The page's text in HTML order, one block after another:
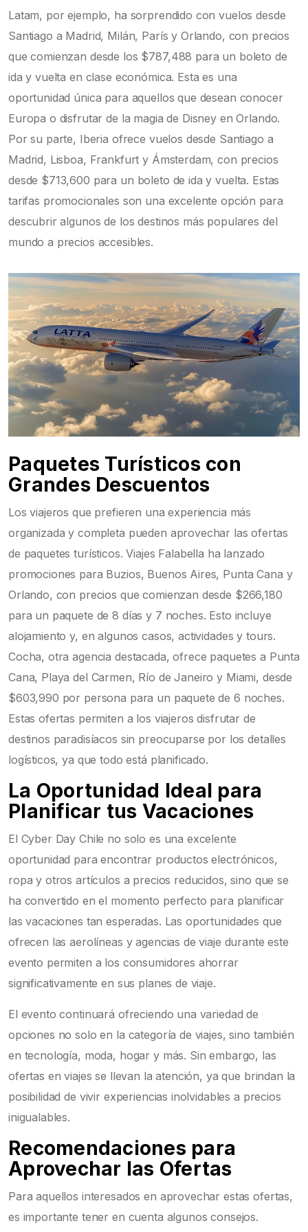
Latam, por ejemplo, ha sorprendido con vuelos desde
Santiago a Madrid, Milán, París y Orlando, con precios
que comienzan desde los $787,488 para un boleto de
ida y vuelta en clase económica. Esta es una
oportunidad única para aquellos que desean conocer
Europa o disfrutar de la magia de Disney en Orlando.
Por su parte, Iberia ofrece vuelos desde Santiago a
Madrid, Lisboa, Frankfurt y Ámsterdam, con precios
desde $713,600 para un boleto de ida y vuelta. Estas
tarifas promocionales son una excelente opción para
descubrir algunos de los destinos más populares del
mundo a precios accesibles.
Paquetes Turísticos con
Grandes Descuentos
Los viajeros que prefieren una experiencia más
organizada y completa pueden aprovechar las ofertas
de paquetes turísticos. Viajes Falabella ha lanzado
promociones para Buzios, Buenos Aires, Punta Cana y
Orlando, con precios que comienzan desde $266,180
para un paquete de 8 días y 7 noches. Esto incluye
alojamiento y, en algunos casos, actividades y tours.
Cocha, otra agencia destacada, ofrece paquetes a Punta
Cana, Playa del Carmen, Río de Janeiro y Miami, desde
$603,990 por persona para un paquete de 6 noches.
Estas ofertas permiten a los viajeros disfrutar de
destinos paradisíacos sin preocuparse por los detalles
logísticos, ya que todo está planificado.
La Oportunidad Ideal para
Planificar tus Vacaciones
El Cyber Day Chile no solo es una excelente
oportunidad para encontrar productos electrónicos,
ropa y otros artículos a precios reducidos, sino que se
ha convertido en el momento perfecto para planificar
las vacaciones tan esperadas. Las oportunidades que
ofrecen las aerolíneas y agencias de viaje durante este
evento permiten a los consumidores ahorrar
significativamente en sus planes de viaje.
El evento continuará ofreciendo una variedad de
opciones no solo en la categoría de viajes, sino también
en tecnología, moda, hogar y más. Sin embargo, las
ofertas en viajes se llevan la atención, ya que brindan la
posibilidad de vivir experiencias inolvidables a precios
inigualables.
Recomendaciones para
Aprovechar las Ofertas
Para aquellos interesados en aprovechar estas ofertas,
es importante tener en cuenta algunos consejos.